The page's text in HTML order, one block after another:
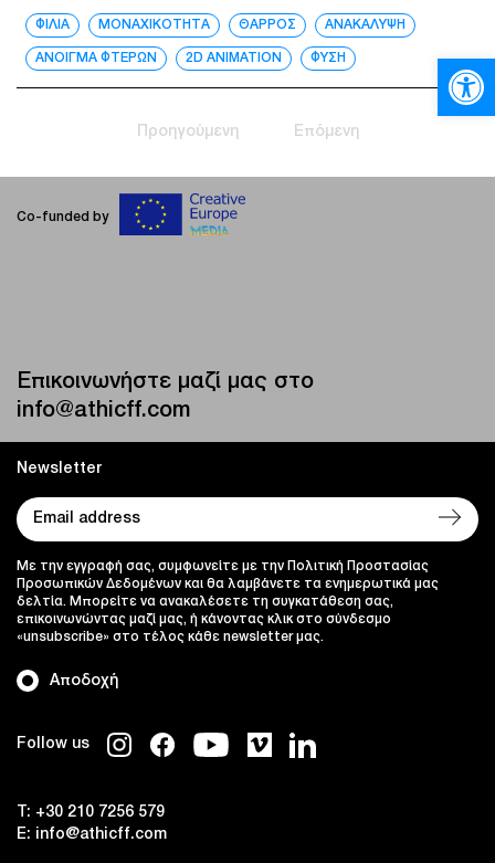
ΦΙΛΙΑ ΜΟΝΑΧΙΚΟΤΗΤΑ ΘΑΡΡΟΣ ΑΝΑΚΑΛΥΨΗ
ΑΝΟΙΓΜΑ ΦΤΕΡΩΝ 2D ANIMATION ΦΥΣΗ
Προηγούμενη Επόμενη
Co-funded by
Επικοινωνήστε μαζί μας στο
info@athicff.com
Follow us
T: +30 210 7256 579
E:
info@athicff.com
Newsletter
Αποδοχή
Με την εγγραφή σας, συμφωνείτε με την Πολιτική Προστασίας
Προσωπικών Δεδομένων και θα λαμβάνετε τα ενημερωτικά μας
δελτία. Μπορείτε να ανακαλέσετε τη συγκατάθεση σας,
επικοινωνώντας μαζί μας, ή κάνοντας κλικ στο σύνδεσμο
«unsubscribe» στο τέλος κάθε newsletter μας.